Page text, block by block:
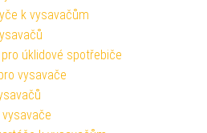
k vysavačům
úklidové spotřebiče
vysavače